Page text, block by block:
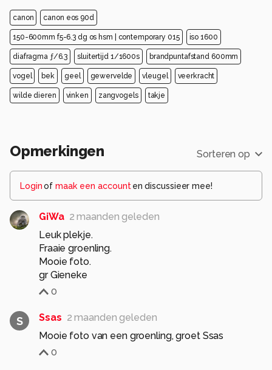
canon canon eos 90d
150-600mm f5-6.3 dg os hsm | contemporary 015 iso 1600
diafragma ƒ/6.3 sluitertijd 1/1600s brandpuntafstand 600mm
vogel bek geel gewervelde vleugel veerkracht
wilde dieren vinken zangvogels takje
Opmerkingen Sorteren op
Loginof maak een account en discussieer mee!
GiWa 2 maanden geleden
Leuk plekje.
Fraaie groenling.
Mooie foto.
gr Gieneke
0
S Ssas 2 maanden geleden
Mooie foto van een groenling, groet Ssas
0